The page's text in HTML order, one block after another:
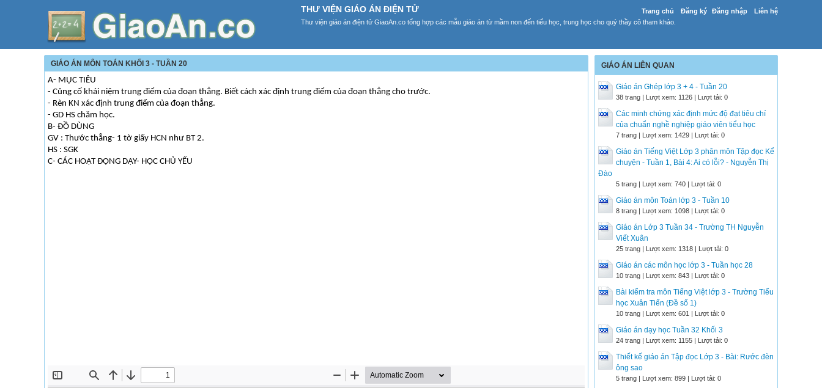
Trang chủ Đăng ký Đăng nhập Liên hệ
THƯ VIỆN GIÁO ÁN ĐIỆN TỬ
Thư viện giáo án điện tử GiaoAn.co tổng hợp các mẫu giáo án từ mầm non đến tiểu học, trung học cho quý thầy cô tham khảo.
GIÁO ÁN MÔN TOÁN KHỐI 3 - TUẦN 20
A- MỤC TIÊU
- Củng cố khái niệm trung điểm của đoạn thẳng. Biết cách xác định trung điểm của đoạn thẳng cho trước.
- Rèn KN xác định trung điểm của đoạn thẳng.
- GD HS chăm học.
B- ĐỒ DÙNG
GV : Thước thẳng- 1 tờ giấy HCN như BT 2.
HS : SGK
C- CÁC HOẠT ĐỘNG DẠY- HỌC CHỦ YẾU
GIÁO ÁN LIÊN QUAN
Giáo án Ghép lớp 3 + 4 - Tuần 20
38 trang | Lượt xem: 1126 | Lượt tải: 0
Các minh chứng xác định mức độ đạt tiêu chí
của chuẩn nghề nghiệp giáo viên tiểu học
7 trang | Lượt xem: 1429 | Lượt tải: 0
Giáo án Tiếng Việt Lớp 3 phân môn Tập đọc Kể
chuyện - Tuần 1, Bài 4: Ai có lỗi? - Nguyễn Thị
Đào
5 trang | Lượt xem: 740 | Lượt tải: 0
Giáo án môn Toán lớp 3 - Tuần 10
8 trang | Lượt xem: 1098 | Lượt tải: 0
Giáo án Lớp 3 Tuần 34 - Trường TH Nguyễn
Viết Xuân
25 trang | Lượt xem: 1318 | Lượt tải: 0
Giáo án các môn học lớp 3 - Tuần học 28
10 trang | Lượt xem: 843 | Lượt tải: 0
Bài kiểm tra môn Tiếng Việt lớp 3 - Trường Tiểu
học Xuân Tiến (Đề số 1)
10 trang | Lượt xem: 601 | Lượt tải: 0
Giáo án dạy học Tuần 32 Khối 3
24 trang | Lượt xem: 1155 | Lượt tải: 0
Thiết kế giáo án Tập đọc Lớp 3 - Bài: Rước đèn
ông sao
5 trang | Lượt xem: 899 | Lượt tải: 0